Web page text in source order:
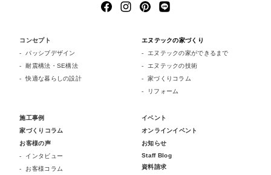
コンセプト
パッシブデザイン
耐震構法・SE構法
快適な暮らしの設計
エヌテックの家づくり
エヌテックの家ができるまで
エヌテックの技術
家づくりコラム
リフォーム
施工事例
家づくりコラム
お客様の声
インタビュー
お客様コラム
イベント
オンラインイベント
お知らせ
Staff Blog
資料請求